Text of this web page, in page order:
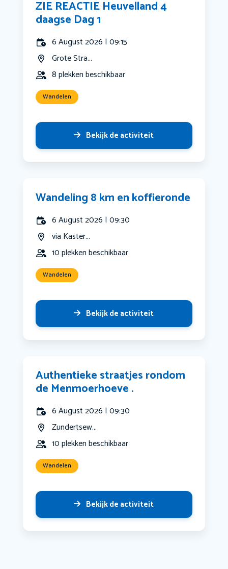
ZIE REACTIE Heuvelland 4
daagse Dag 1
6 August 2026 | 09:15
Grote Stra...
8 plekken beschikbaar
Wandelen
Bekijk de activiteit
Wandeling 8 km en koffieronde
6 August 2026 | 09:30
via Kaster...
10 plekken beschikbaar
Wandelen
Bekijk de activiteit
Authentieke straatjes rondom
de Menmoerhoeve .
6 August 2026 | 09:30
Zundertsew...
10 plekken beschikbaar
Wandelen
Bekijk de activiteit